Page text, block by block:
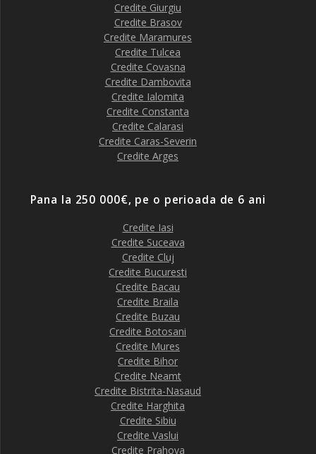
Credite Giurgiu
Credite Brasov
Credite Maramures
Credite Tulcea
Credite Covasna
Credite Dambovita
Credite Ialomita
Credite Constanta
Credite Calarasi
Credite Caras-Severin
Credite Arges
Pana la 250 000€, pe o perioada de 6 ani
Credite Iasi
Credite Suceava
Credite Cluj
Credite Bucuresti
Credite Bacau
Credite Braila
Credite Buzau
Credite Botosani
Credite Mures
Credite Bihor
Credite Neamt
Credite Bistrita-Nasaud
Credite Harghita
Credite Sibiu
Credite Vaslui
Credite Prahova